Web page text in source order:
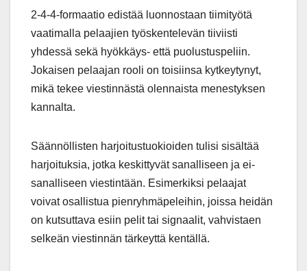
2-4-4-formaatio edistää luonnostaan tiimityötä
vaatimalla pelaajien työskentelevän tiiviisti
yhdessä sekä hyökkäys- että puolustuspeliin.
Jokaisen pelaajan rooli on toisiinsa kytkeytynyt,
mikä tekee viestinnästä olennaista menestyksen
kannalta.
Säännöllisten harjoitustuokioiden tulisi sisältää
harjoituksia, jotka keskittyvät sanalliseen ja ei-
sanalliseen viestintään. Esimerkiksi pelaajat
voivat osallistua pienryhmäpeleihin, joissa heidän
on kutsuttava esiin pelit tai signaalit, vahvistaen
selkeän viestinnän tärkeyttä kentällä.